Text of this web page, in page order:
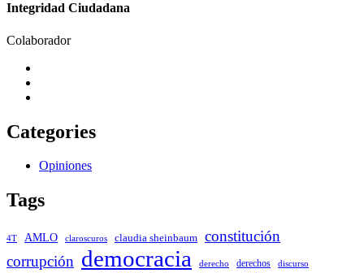
Integridad Ciudadana
Colaborador
Categories
Opiniones
Tags
4T AMLO claroscuros claudia sheinbaum
constitución
corrupción democracia derecho derechos
discurso